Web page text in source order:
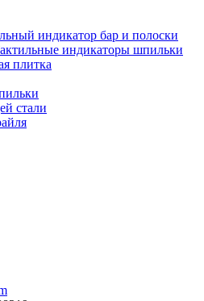
индикатор бар и полоски
индикаторы шпильки
плитка
стали